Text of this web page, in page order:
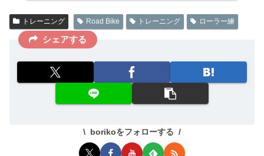
トレーニング Road Bike トレーニング ローラー練
シェアする
borikoをフォローする